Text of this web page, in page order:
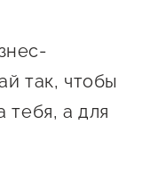
так, чтобы
тебя, а для